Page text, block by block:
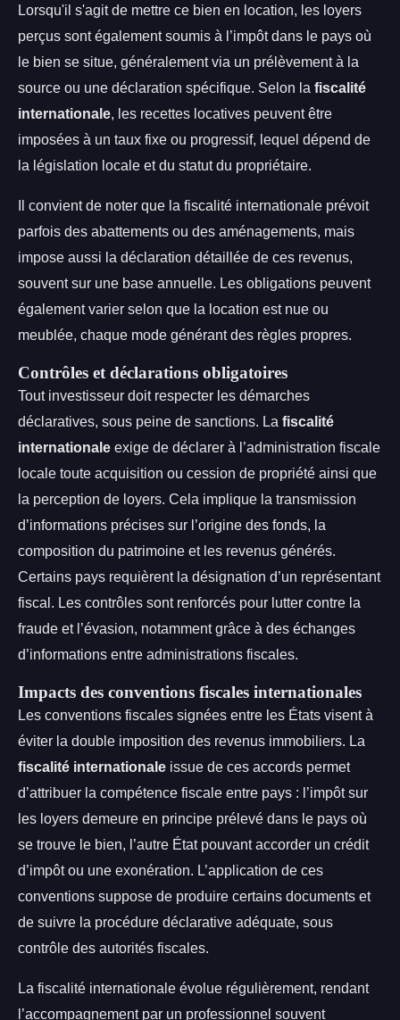
Lorsqu'il s'agit de mettre ce bien en location, les loyers
perçus sont également soumis à l’impôt dans le pays où
le bien se situe, généralement via un prélèvement à la
source ou une déclaration spécifique. Selon la fiscalité
internationale , les recettes locatives peuvent être
imposées à un taux fixe ou progressif, lequel dépend de
la législation locale et du statut du propriétaire.
Il convient de noter que la fiscalité internationale prévoit
parfois des abattements ou des aménagements, mais
impose aussi la déclaration détaillée de ces revenus,
souvent sur une base annuelle. Les obligations peuvent
également varier selon que la location est nue ou
meublée, chaque mode générant des règles propres.
Contrôles et déclarations obligatoires
Tout investisseur doit respecter les démarches
déclaratives, sous peine de sanctions. La fiscalité
internationale exige de déclarer à l’administration fiscale
locale toute acquisition ou cession de propriété ainsi que
la perception de loyers. Cela implique la transmission
d’informations précises sur l’origine des fonds, la
composition du patrimoine et les revenus générés.
Certains pays requièrent la désignation d’un représentant
fiscal. Les contrôles sont renforcés pour lutter contre la
fraude et l’évasion, notamment grâce à des échanges
d’informations entre administrations fiscales.
Impacts des conventions fiscales internationales
Les conventions fiscales signées entre les États visent à
éviter la double imposition des revenus immobiliers. La
fiscalité internationale issue de ces accords permet
d’attribuer la compétence fiscale entre pays : l’impôt sur
les loyers demeure en principe prélevé dans le pays où
se trouve le bien, l’autre État pouvant accorder un crédit
d’impôt ou une exonération. L’application de ces
conventions suppose de produire certains documents et
de suivre la procédure déclarative adéquate, sous
contrôle des autorités fiscales.
La fiscalité internationale évolue régulièrement, rendant
l’accompagnement par un professionnel souvent